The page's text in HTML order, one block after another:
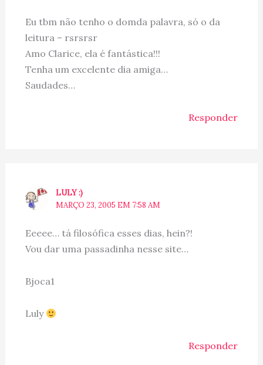
Eu tbm não tenho o domda palavra, só o da
leitura – rsrsrsr
Amo Clarice, ela é fantástica!!!
Tenha um excelente dia amiga…
Saudades…
Responder
LULY :)
MARÇO 23, 2005 EM 7:58 AM
Eeeee… tá filosófica esses dias, hein?!
Vou dar uma passadinha nesse site…
Bjoca1
Luly
Responder